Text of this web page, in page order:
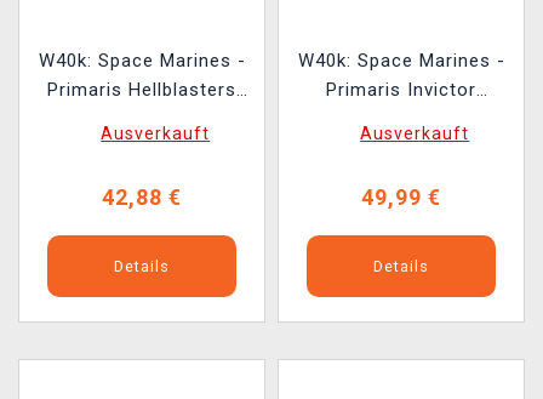
W40k: Space Marines -
Primaris Hellblasters
Ausverkauft
42,88 €
Details
W40k: Space Marines -
Primaris Invictor
Figur)
Ausverkauft
49,99 €
Details